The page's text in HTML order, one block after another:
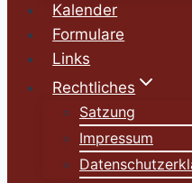
Kalender
Formulare
Links
Rechtliches
Satzung
Impressum